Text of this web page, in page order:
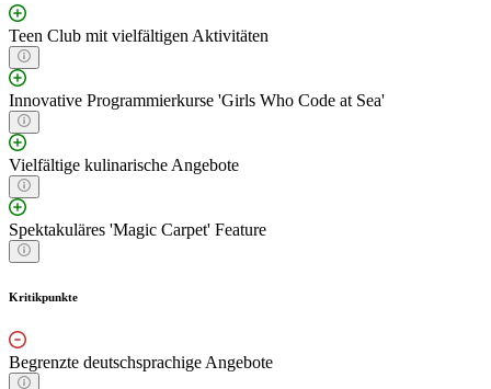
Teen Club mit vielfältigen Aktivitäten
Innovative Programmierkurse 'Girls Who Code at Sea'
Vielfältige kulinarische Angebote
Spektakuläres 'Magic Carpet' Feature
Kritikpunkte
Begrenzte deutschsprachige Angebote